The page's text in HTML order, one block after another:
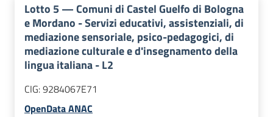
Lotto 5—Comuni di Castel Guelfo di Bologna
e Mordano - Servizi educativi, assistenziali, di
mediazione sensoriale, psico-pedagogici, di
mediazione culturale e d'insegnamento della
lingua italiana - L2
CIG:9284067E71
OpenData ANAC